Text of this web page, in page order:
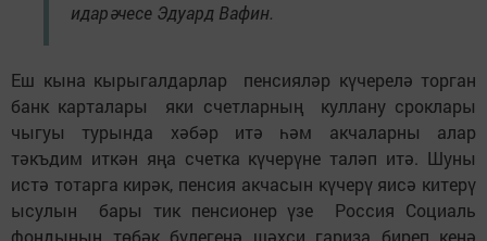
идарәчесе Эдуард Вафин.
Еш кына кырыгалдарлар пенсияләр күчерелә торган
банк карталары яки счетларның куллану сроклары
чыгуы турында хәбәр итә һәм акчаларны алар
тәкъдим иткән яңа счетка күчерүне таләп итә. Шуны
истә тотарга кирәк, пенсия акчасын күчерү яисә китерү
ысулын бары тик пенсионер үзе Россия Социаль